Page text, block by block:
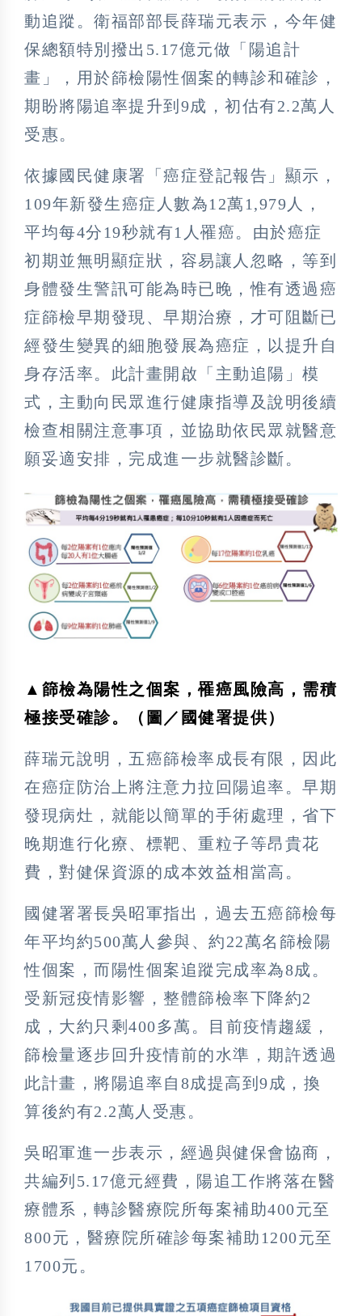
動追蹤。衛福部部長薛瑞元表示，今年健
保總額特別撥出5.17億元做「陽追計
畫」，用於篩檢陽性個案的轉診和確診，
期盼將陽追率提升到9成，初估有2.2萬人
受惠。
依據國民健康署「癌症登記報告」顯示，
109年新發生癌症人數為12萬1,979人，
平均每4分19秒就有1人罹癌。由於癌症
初期並無明顯症狀，容易讓人忽略，等到
身體發生警訊可能為時已晚，惟有透過癌
症篩檢早期發現、早期治療，才可阻斷已
經發生變異的細胞發展為癌症，以提升自
身存活率。此計畫開啟「主動追陽」模
式，主動向民眾進行健康指導及說明後續
檢查相關注意事項，並協助依民眾就醫意
願妥適安排，完成進一步就醫診斷。
▲篩檢為陽性之個案，罹癌風險高，需積
極接受確診。（圖／國健署提供）
薛瑞元說明，五癌篩檢率成長有限，因此
在癌症防治上將注意力拉回陽追率。早期
發現病灶，就能以簡單的手術處理，省下
晚期進行化療、標靶、重粒子等昂貴花
費，對健保資源的成本效益相當高。
國健署署長吳昭軍指出，過去五癌篩檢每
年平均約500萬人參與、約22萬名篩檢陽
性個案，而陽性個案追蹤完成率為8成。
受新冠疫情影響，整體篩檢率下降約2
成，大約只剩400多萬。目前疫情趨緩，
篩檢量逐步回升疫情前的水準，期許透過
此計畫，將陽追率自8成提高到9成，換
算後約有2.2萬人受惠。
吳昭軍進一步表示，經過與健保會協商，
共編列5.17億元經費，陽追工作將落在醫
療體系，轉診醫療院所每案補助400元至
800元，醫療院所確診每案補助1200元至
1700元。